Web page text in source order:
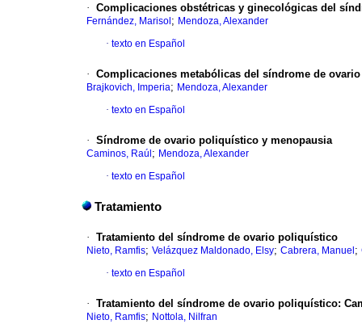
· Complicaciones obstétricas y ginecológicas del
Fernández, Marisol ; Mendoza, Alexander
· texto en Español
· Complicaciones metabólicas del síndrome de
Brajkovich, Imperia; Mendoza, Alexander
· texto en Español
· Síndrome de ovario poliquístico y menopausia
Caminos, Raúl ; Mendoza, Alexander
· texto en Español
Tratamiento
· Tratamiento del síndrome de ovario poliquístico
Nieto, Ramfis; Velázquez Maldonado, Elsy; Cabrera, Manuel ;
· texto en Español
· Tratamiento del síndrome de ovario poliquístico:
Nieto, Ramfis; Nottola, Nilfran